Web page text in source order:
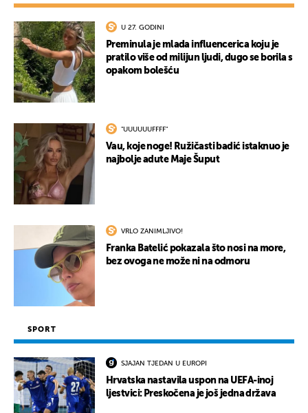
U 27. GODINI
Preminula je mlada influencerica koju je
pratilo više od milijun ljudi, dugo se borila s
opakom bolešću
"UUUUUUFFFF"
Vau, koje noge! Ružičasti badić istaknuo je
najbolje adute Maje Šuput
VRLO ZANIMLJIVO!
Franka Batelić pokazala što nosi na more,
bez ovoga ne može ni na odmoru
SPORT
SJAJAN TJEDAN U EUROPI
Hrvatska nastavila uspon na UEFA-inoj
ljestvici: Preskočena je još jedna država